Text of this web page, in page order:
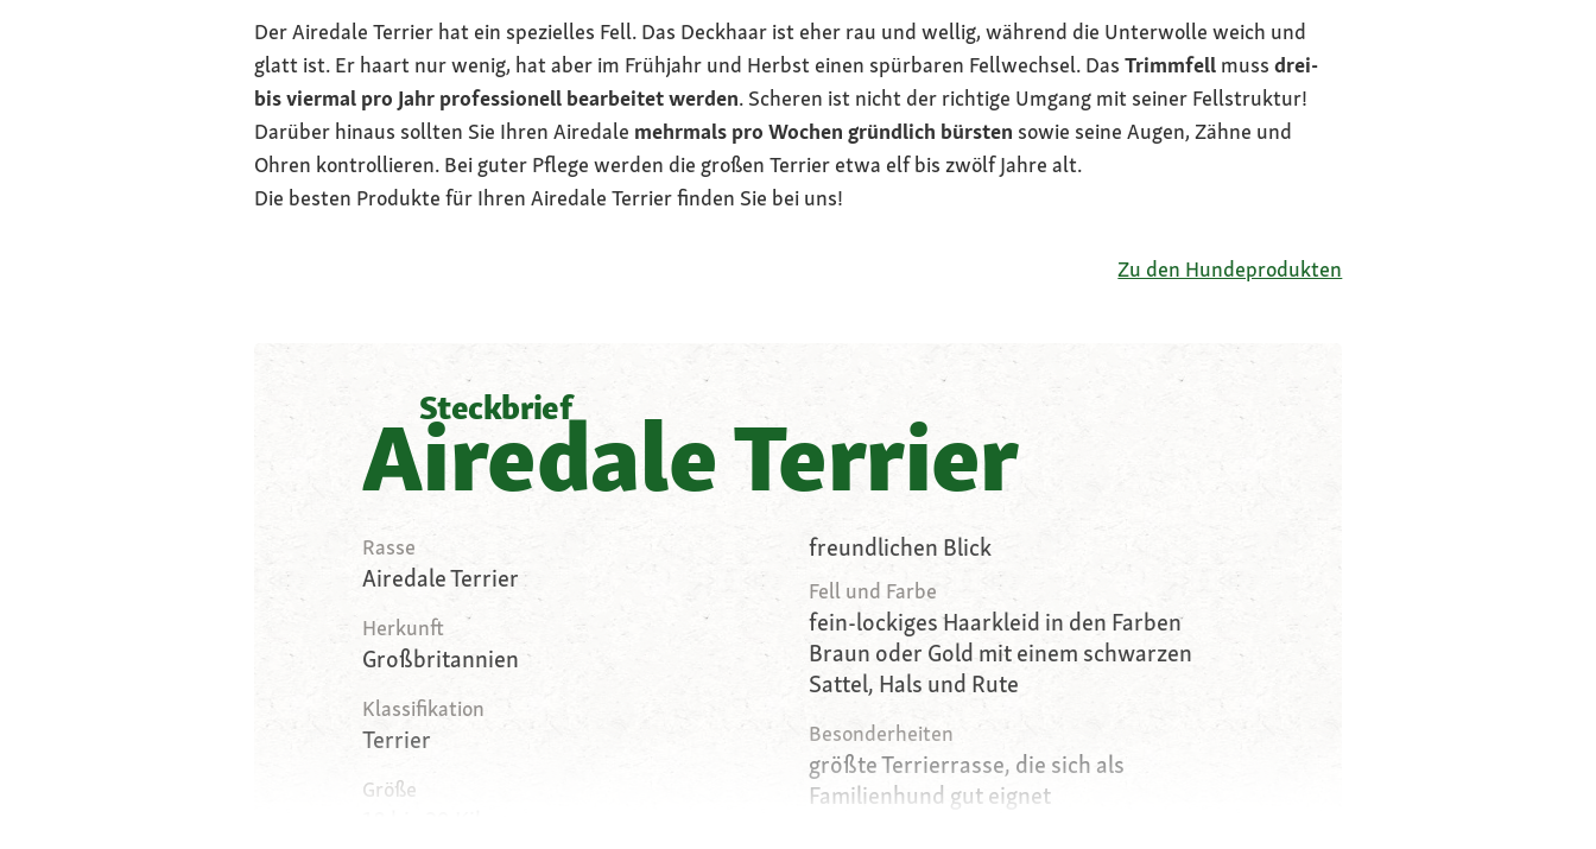
Der Airedale Terrier hat ein spezielles Fell. Das Deckhaar ist eher rau und wellig, während die Unterwolle weich und
glatt ist. Er haart nur wenig, hat aber im Frühjahr und Herbst einen spürbaren Fellwechsel. Das Trimmfellmuss drei-
bis viermal pro Jahr professionell bearbeitet werden. Scheren ist nicht der richtige Umgang mit seiner Fellstruktur!
Darüber hinaus sollten Sie Ihren Airedale mehrmals pro Wochen gründlich bürsten sowie seine Augen, Zähne und
Ohren kontrollieren. Bei guter Pflege werden die großen Terrier etwa elf bis zwölf Jahre alt.
Die besten Produkte für Ihren Airedale Terrier finden Sie bei uns!
Zu den Hundeprodukten
Steckbrief
Airedale Terrier
Rasse
Airedale Terrier
Herkunft
Großbritannien
Klassifikation
Terrier
Größe
freundlichen Blick
Fell und Farbe
fein-lockiges Haarkleid in den Farben
Braun oder Gold mit einem schwarzen
Sattel, Hals und Rute
Besonderheiten
größte Terrierrasse, die sich als
Familienhund gut eignet